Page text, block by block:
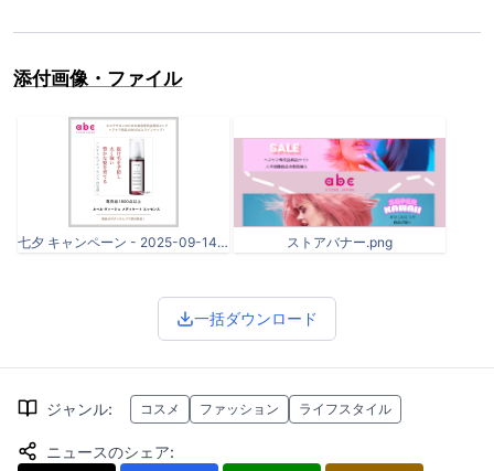
添付画像・ファイル
七夕 キャンペーン - 2025-09-14T140523.991.png ストアバナー.png
一括ダウンロード
ジャンル: コスメ ファッション ライフスタイル
ニュースのシェア: